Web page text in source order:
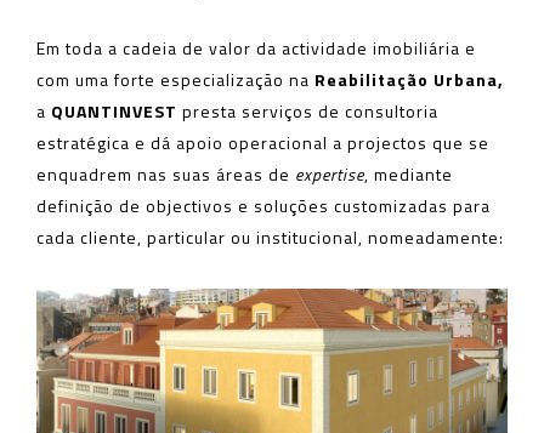
Em toda a cadeia de valor da actividade imobiliária e
com uma forte especialização na Reabilitação Urbana,
a QUANTINVEST presta serviços de consultoria
estratégica e dá apoio operacional a projectos que se
enquadrem nas suas áreas de expertise, mediante
definição de objectivos e soluções customizadas para
cada cliente, particular ou institucional, nomeadamente: